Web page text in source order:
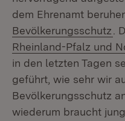
dem Ehrenamt
Bevölkerungsschutz
.
Rheinland-Pfalz und
in den letzten Tagen
geführt, wie sehr wir
Bevölkerungsschutz
wiederum braucht